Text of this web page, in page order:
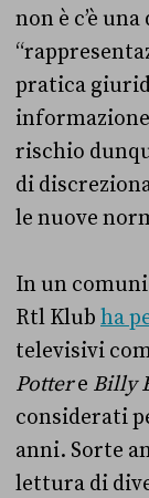
non è c’è
pratica
rischio
di
le nuove
In un
Rtl Klub ha
televisivi
Pottere Billy
considerati
anni. Sorte
lettura di